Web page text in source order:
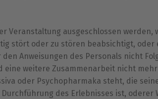
Veranstaltung ausgeschlossen
stört oder zu stören beabsichtigt,
Anweisungen des Personals nicht
eine weitere Zusammenarbeit nicht
oder Psychopharmaka steht, die
des Erlebnisses ist,